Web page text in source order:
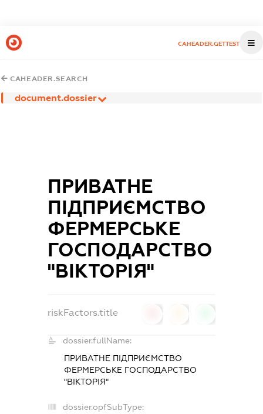
CAHEADER.GETTEST
CAHEADER.SEARCH
document.dossier
ПРИВАТНЕ
ПІДПРИЄМСТВО
ФЕРМЕРСЬКЕ
ГОСПОДАРСТВО
"ВІКТОРІЯ"
riskFactors.title
dossier.fullName:
ПРИВАТНЕ ПІДПРИЄМСТВО
ФЕРМЕРСЬКЕ ГОСПОДАРСТВО
"ВІКТОРІЯ"
dossier.opfSubType: